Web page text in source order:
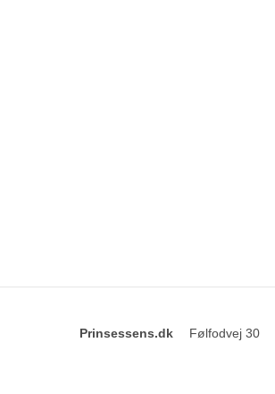
Prinsessens.dk Følfodvej 30